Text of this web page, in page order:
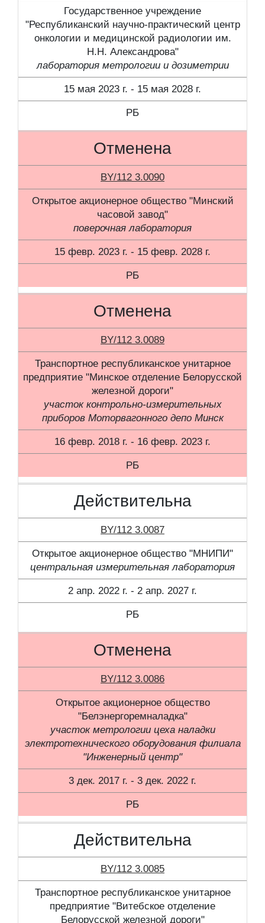
Государственное учреждение
"Республиканский научно-практический центр
онкологии и медицинской радиологии им.
Н.Н. Александрова"
лаборатория метрологии и дозиметрии
15 мая 2023 г. - 15 мая 2028 г.
РБ
Отменена
BY/112 3.0090
Открытое акционерное общество "Минский
часовой завод"
поверочная лаборатория
15 февр. 2023 г. - 15 февр. 2028 г.
РБ
Отменена
BY/112 3.0089
Транспортное республиканское унитарное
предприятие "Минское отделение Белорусской
железной дороги"
участок контрольно-измерительных
приборов Моторвагонного депо Минск
16 февр. 2018 г. - 16 февр. 2023 г.
РБ
Действительна
BY/112 3.0087
Открытое акционерное общество "МНИПИ"
центральная измерительная лаборатория
2 апр. 2022 г. - 2 апр. 2027 г.
РБ
Отменена
BY/112 3.0086
Открытое акционерное общество
"Белэнергоремналадка"
участок метрологии цеха наладки
электротехнического оборудования филиала
"Инженерный центр"
3 дек. 2017 г. - 3 дек. 2022 г.
РБ
Действительна
BY/112 3.0085
Транспортное республиканское унитарное
предприятие "Витебское отделение
Белорусской железной дороги"